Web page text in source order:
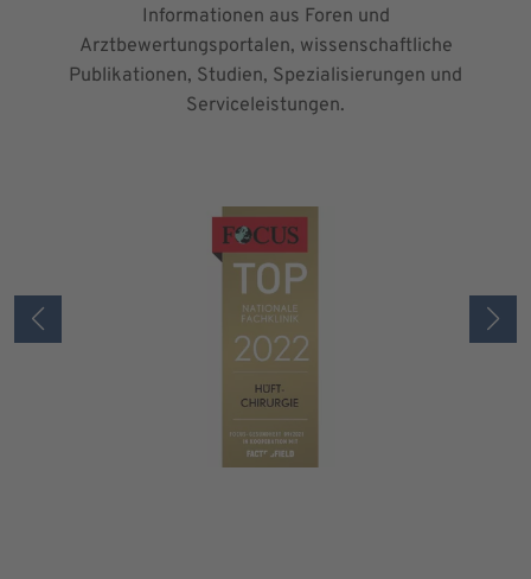
Informationen aus Foren und
Arztbewertungsportalen, wissenschaftliche
Publikationen, Studien, Spezialisierungen und
Serviceleistungen.